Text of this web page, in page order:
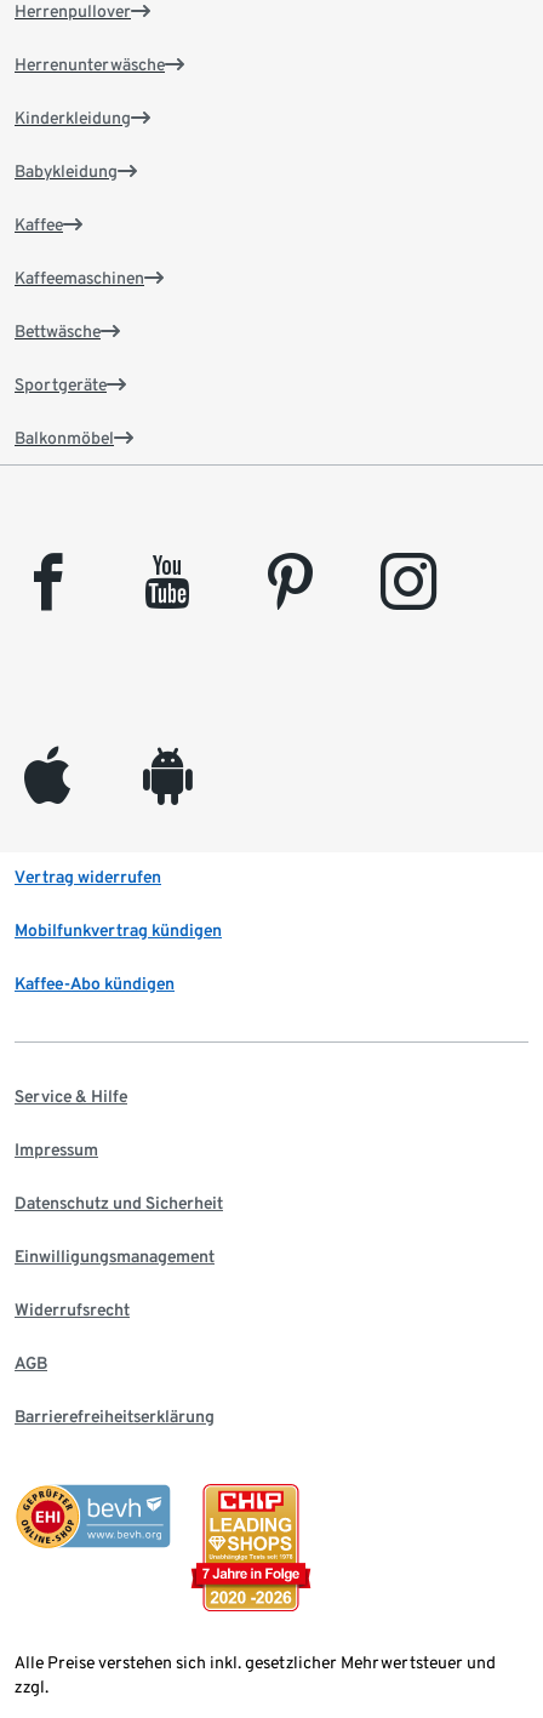
Herrenpullover
Herrenunterwäsche
Kinderkleidung
Babykleidung
Kaffee
Kaffeemaschinen
Bettwäsche
Sportgeräte
Balkonmöbel
facebook youtube pinterest instagram
appleinc android
Vertrag widerrufen
Mobilfunkvertrag kündigen
Kaffee-Abo kündigen
Service & Hilfe
Impressum
Datenschutz und Sicherheit
Einwilligungsmanagement
Widerrufsrecht
AGB
Barrierefreiheitserklärung
Alle Preise verstehen sich inkl. gesetzlicher Mehrwertsteuer und
zzgl.